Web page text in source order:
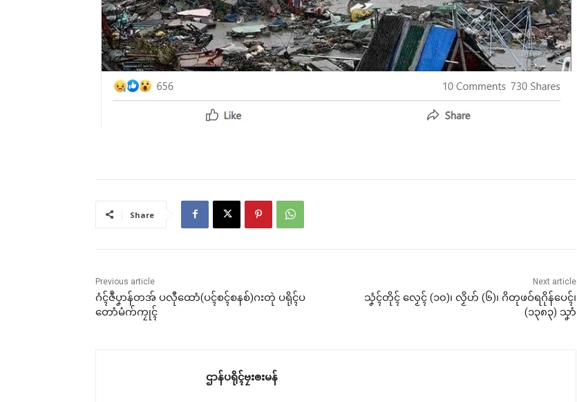
Share
Previous article
ဂံၚ်ဇဳပၞာန်တအ် ပလီုထောံ(ပၚ်စၚ်စနစ်)ဂးတုဲ ပရိုၚ်ပ
တောံမံက်ကၠုၚ်
Next article
သၞံၚ်တိုၚ် လၟေၚ် (၁၀)၊ လၟိဟ် (၆)၊ ဂိတုဖဝ်ရဂိုန်ပေၚ်၊
(၁၃၈၃) သၞာံ
ဌာန်ပရိုၚ်ဗၠးၜးမန်